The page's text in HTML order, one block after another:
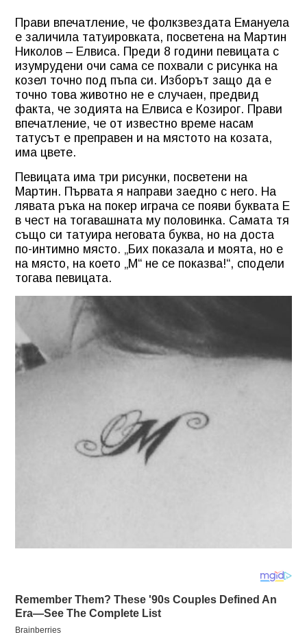
Прави впечатление, че фолкзвездата Емануела
е заличила татуировката, посветена на Мартин
Николов – Елвиса. Преди 8 години певицата с
изумрудени очи сама се похвали с рисунка на
козел точно под пъпа си. Изборът защо да е
точно това животно не е случаен, предвид
факта, че зодията на Елвиса е Козирог. Прави
впечатление, че от известно време насам
татусът е преправен и на мястото на козата,
има цвете.
Певицата има три рисунки, посветени на
Мартин. Първата я направи заедно с него. На
лявата ръка на покер играча се появи буквата Е
в чест на тогавашната му половинка. Самата тя
също си татуира неговата буква, но на доста
по-интимно място. „Бих показала и моята, но е
на място, на което „М“ не се показва!“, сподели
тогава певицата.